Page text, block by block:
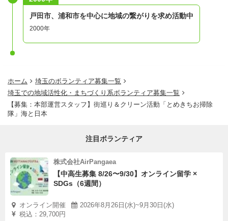
戸田市、浦和市を中心に地域の繋がりを求め活動中
2000年
ホーム
埼玉のボランティア募集一覧
埼玉での地域活性化・まちづくり系ボランティア募集一覧
【募集：本部運営スタッフ】街巡り＆クリーン活動「とめきちお掃除
隊」海と日本
注目ボランティア
株式会社AirPangaea
【中高生募集 8/26〜9/30】オンライン留学 ×
SDGs（6週間）
オンライン開催
2026年8月26日(水)~9月30日(水)
税込：29,700円